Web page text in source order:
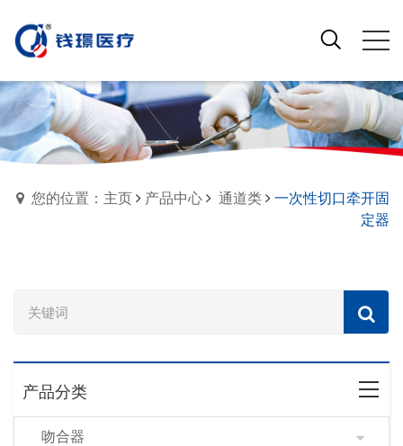
您的位置：主页 产品中心 通道类
一次性切口牵开固
定器
产品分类
吻合器